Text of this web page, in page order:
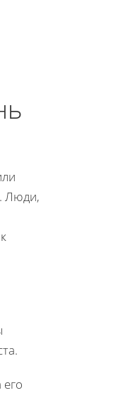
Люди,